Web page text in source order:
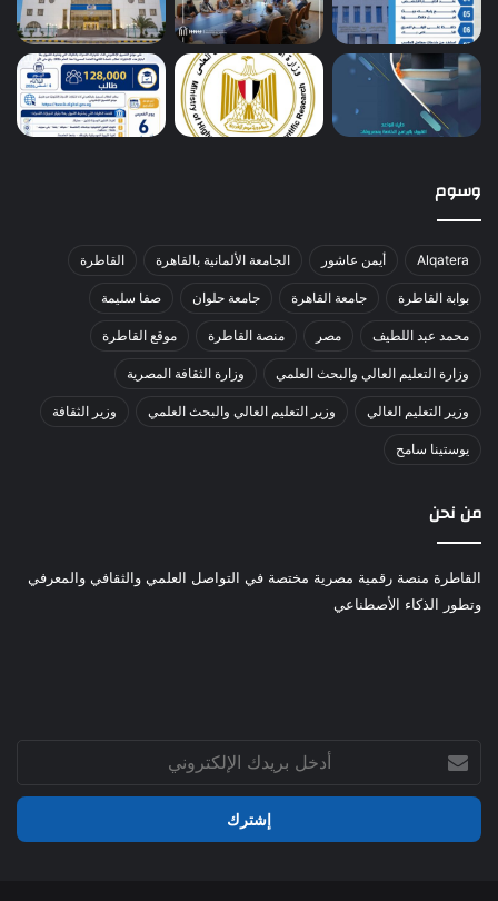
وسوم
Alqatera أيمن عاشور الجامعة الألمانية بالقاهرة القاطرة
بوابة القاطرة جامعة القاهرة جامعة حلوان صفا سليمة
محمد عبد اللطيف مصر منصة القاطرة موقع القاطرة
وزارة التعليم العالي والبحث العلمي وزارة الثقافة المصرية
وزير التعليم العالي وزير التعليم العالي والبحث العلمي وزير الثقافة
يوستينا سامح
من نحن
القاطرة منصة رقمية مصرية مختصة في التواصل العلمي والثقافي والمعرفي
وتطور الذكاء الأصطناعي
بريدك
الإلكتروني